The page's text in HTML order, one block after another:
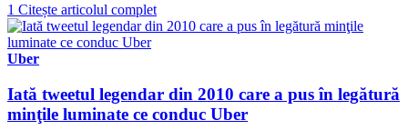
1 Citește articolul complet
Uber
Iată tweetul legendar din 2010 care a pus în legătură
minţile luminate ce conduc Uber